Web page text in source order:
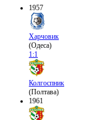
1957
Харчовик
(Одеса)
1:1
Колгоспник
(Полтава)
1961